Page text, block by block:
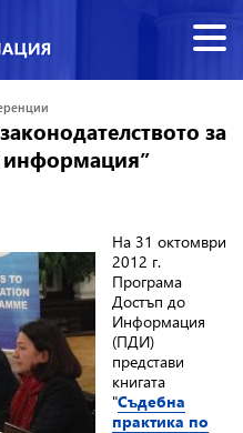
за
информация”
На 31 октомври
2012 г.
Програма
Достъп до
Информация
(ПДИ)
представи
книгата
"Съдебна
практика по